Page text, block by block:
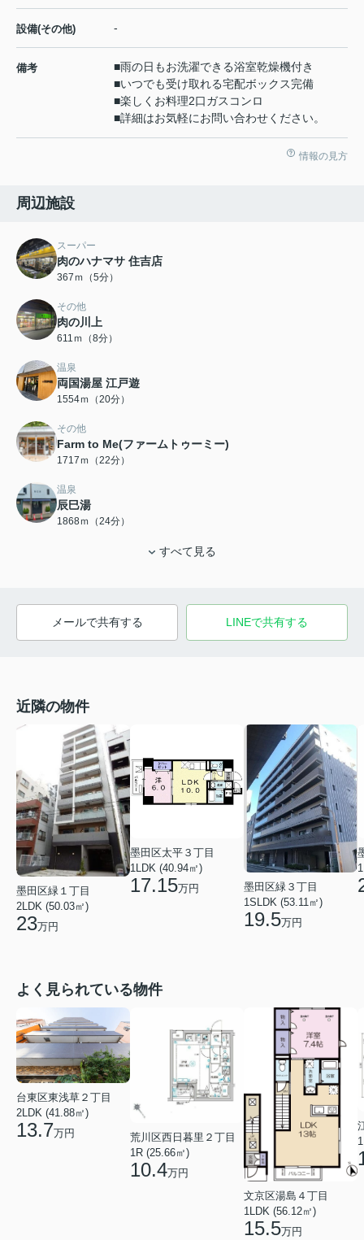
設備(その他) -
備考
■雨の日もお洗濯できる浴室乾燥機付き
■いつでも受け取れる宅配ボックス完備
■楽しくお料理2口ガスコンロ
■詳細はお気軽にお問い合わせください。
情報の見方
周辺施設
スーパー
肉のハナマサ 住吉店
367ｍ（5分）
その他
肉の川上
611ｍ（8分）
温泉
両国湯屋 江戸遊
1554ｍ（20分）
その他
Farm to Me(ファームトゥーミー)
1717ｍ（22分）
温泉
辰巳湯
1868ｍ（24分）
すべて見る
メールで共有する LINEで共有する
近隣の物件
墨田区緑１丁目
2LDK (50.03㎡)
23万円
墨田区太平３丁目
1LDK (40.94㎡)
17.15万円
墨田区緑３丁目
1SLDK (53.11㎡)
19.5万円
よく見られている物件
台東区東浅草２丁目
2LDK (41.88㎡)
13.7万円
荒川区西日暮里２丁目
1R (25.66㎡)
10.4万円
文京区湯島４丁目
1LDK (56.12㎡)
15.5万円